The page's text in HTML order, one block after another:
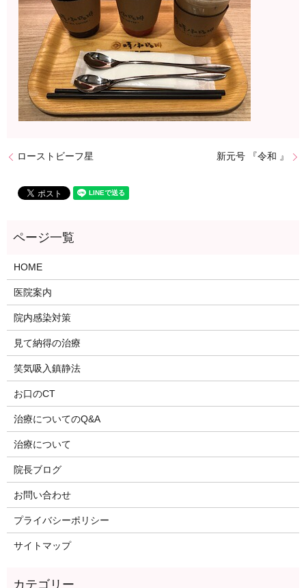
ローストビーフ星 新元号 『令和 』
HOME
医院案内
院内感染対策
見て納得の治療
笑気吸入鎮静法
お口のCT
治療についてのQ&A
治療について
院長ブログ
お問い合わせ
プライバシーポリシー
サイトマップ